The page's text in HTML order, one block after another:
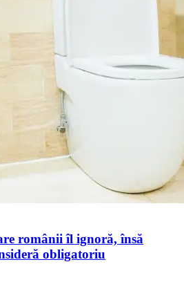
românii îl ignoră, însă
obligatoriu